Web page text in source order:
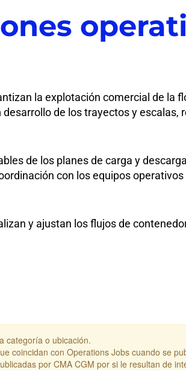
la explotación comercial de la
de los trayectos y escalas,
de los planes de carga y
con los equipos
y ajustan los flujos de
categoría o ubicación.
coincidan con Operations Jobs cuando se
por CMA CGM por si le resultan de